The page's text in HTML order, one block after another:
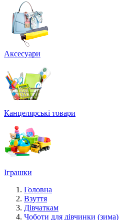
Аксесуари
Канцелярські товари
Іграшки
Головна
Взуття
Дівчаткам
Чоботи для дівчинки (зима)